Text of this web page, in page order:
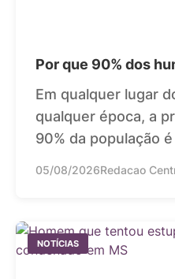
Por que 90% dos
Em qualquer lugar
qualquer época, a
90% da população
05/08/2026Redacao
NOTÍCIAS